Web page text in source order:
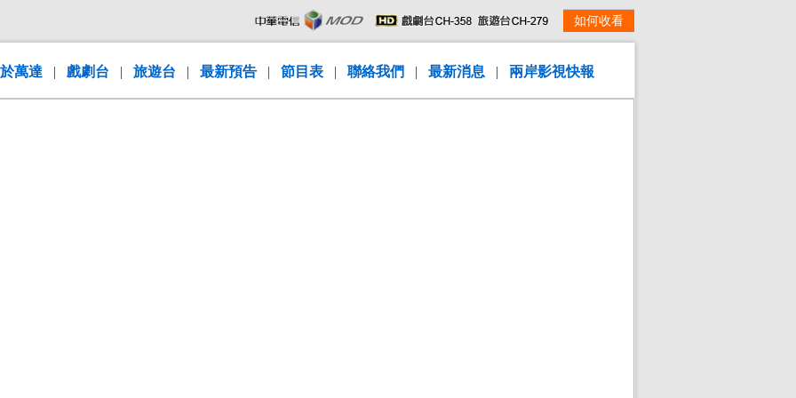
如何收看
萬達 | 戲劇台 | 旅遊台 | 最新預告 | 節目表 | 聯絡我們 | 最新消息 | 兩岸影視快報